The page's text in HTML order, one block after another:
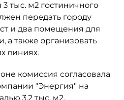
тыс. м2 гостиничного
передать городу
и два помещения для
также организовать
линиях.
комиссия согласовала
"Энергия" на
3,2 тыс. м2.